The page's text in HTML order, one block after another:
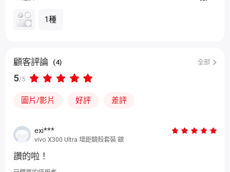
1種
顧客評論 (4) 全部
5/5
圖片/影片 好評 差評
exi***
vivo X300 Ultra 增距鏡殼套裝 銀
讚的啦！